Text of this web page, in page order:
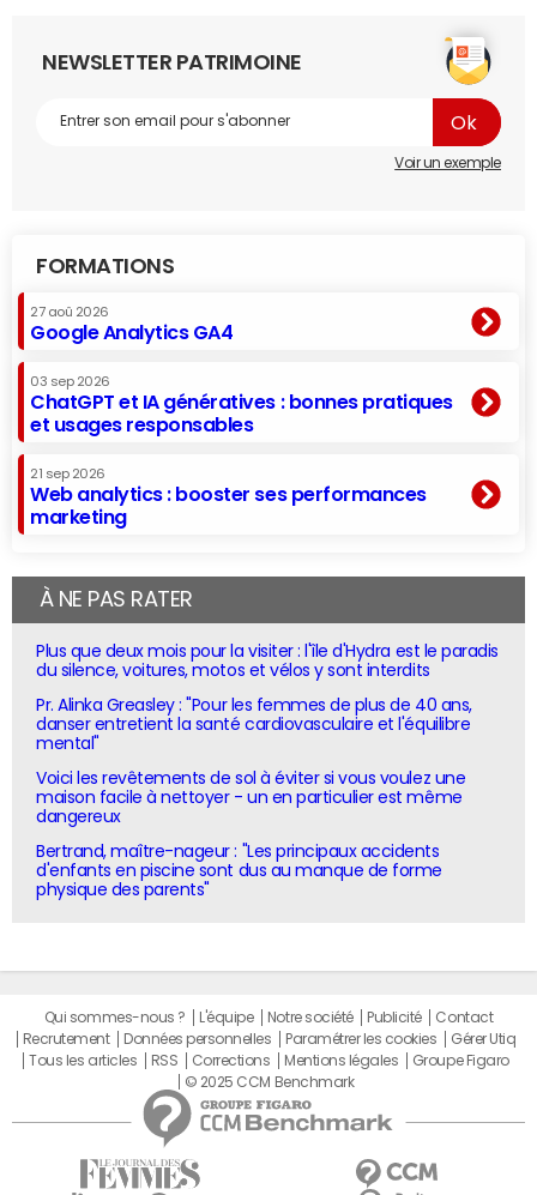
NEWSLETTER PATRIMOINE
Voir un exemple
FORMATIONS
27 aoû 2026
Google Analytics GA4
03 sep 2026
ChatGPT et IA génératives : bonnes pratiques
et usages responsables
21 sep 2026
Web analytics : booster ses performances
marketing
À NE PAS RATER
Plus que deux mois pour la visiter : l'île d'Hydra est le paradis
du silence, voitures, motos et vélos y sont interdits
Pr. Alinka Greasley : "Pour les femmes de plus de 40 ans,
danser entretient la santé cardiovasculaire et l'équilibre
mental"
Voici les revêtements de sol à éviter si vous voulez une
maison facile à nettoyer - un en particulier est même
dangereux
Bertrand, maître-nageur : "Les principaux accidents
d'enfants en piscine sont dus au manque de forme
physique des parents"
Qui sommes-nous ? L'équipe Notre société Publicité
Contact
Recrutement
Données personnelles Paramétrer les cookies
Gérer Utiq
Tous les articles
RSS Corrections Mentions légales
Groupe Figaro
© 2025 CCM Benchmark